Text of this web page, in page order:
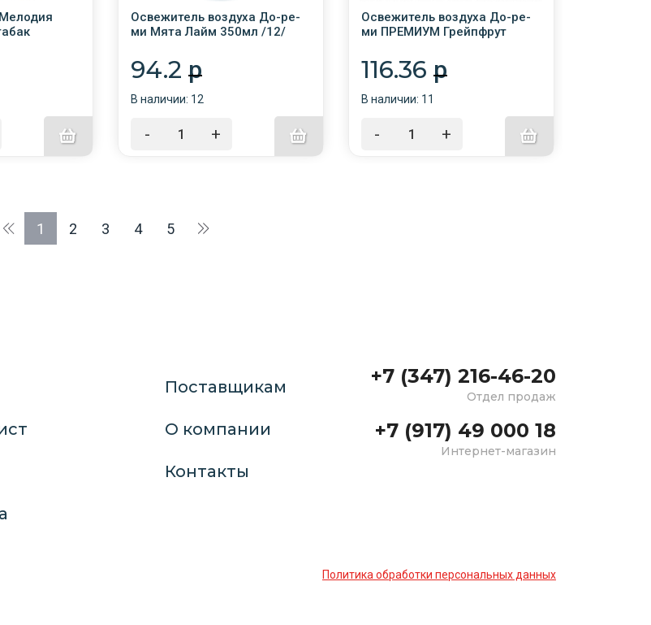
Освежитель воздуха До-ре-
ми Мята Лайм 350мл /12/
94.2 p
В наличии: 12
- +
Освежитель воздуха До-ре-
ми ПРЕМИУМ Грейпфрут
116.36 p
В наличии: 11
- +
1 2 3 4 5
Поставщикам
О компании
Контакты
+7 (347) 216-46-20
Отдел продаж
+7 (917) 49 000 18
Интернет-магазин
Политика обработки персональных данных